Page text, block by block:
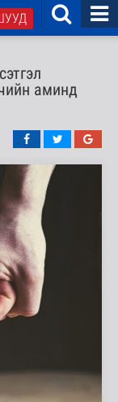
аминд